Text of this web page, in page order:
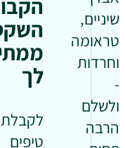
שיניים,
טראומה
וחרדות
-
ולשלם
הרבה
לך
לקבלת
טיפים